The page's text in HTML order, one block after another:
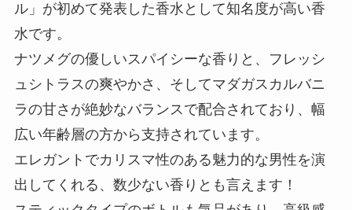
ル」が初めて発表した香水として知名度が高い香
水です。
ナツメグの優しいスパイシーな香りと、フレッシ
ュシトラスの爽やかさ、そしてマダガスカルバニ
ラの甘さが絶妙なバランスで配合されており、幅
広い年齢層の方から支持されています。
エレガントでカリスマ性のある魅力的な男性を演
出してくれる、数少ない香りとも言えます！